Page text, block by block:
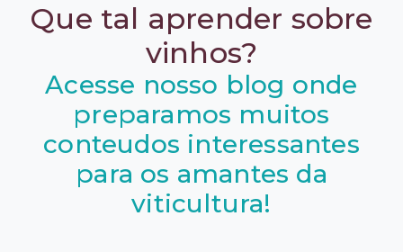
Que tal aprender sobre
vinhos?
Acesse nosso blog onde
preparamos muitos
conteudos interessantes
para os amantes da
viticultura!